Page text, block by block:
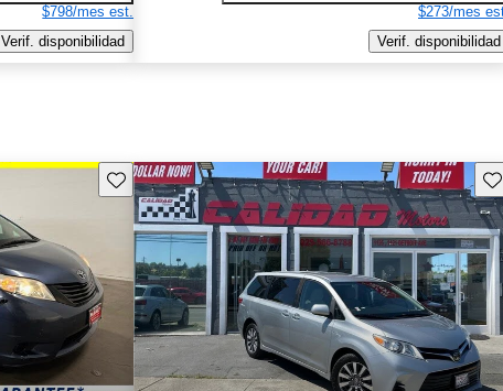
$798/mes est.
Verif. disponibilidad
$273/mes
Verif. disponibilidad
Guarda este Aviso